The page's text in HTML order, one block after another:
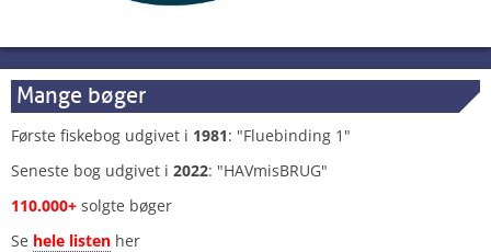
Mange bøger
Første fiskebog udgivet i 1981: "Fluebinding 1"
Seneste bog udgivet i 2022: "HAVmisBRUG"
110.000+ solgte bøger
Se hele listen her